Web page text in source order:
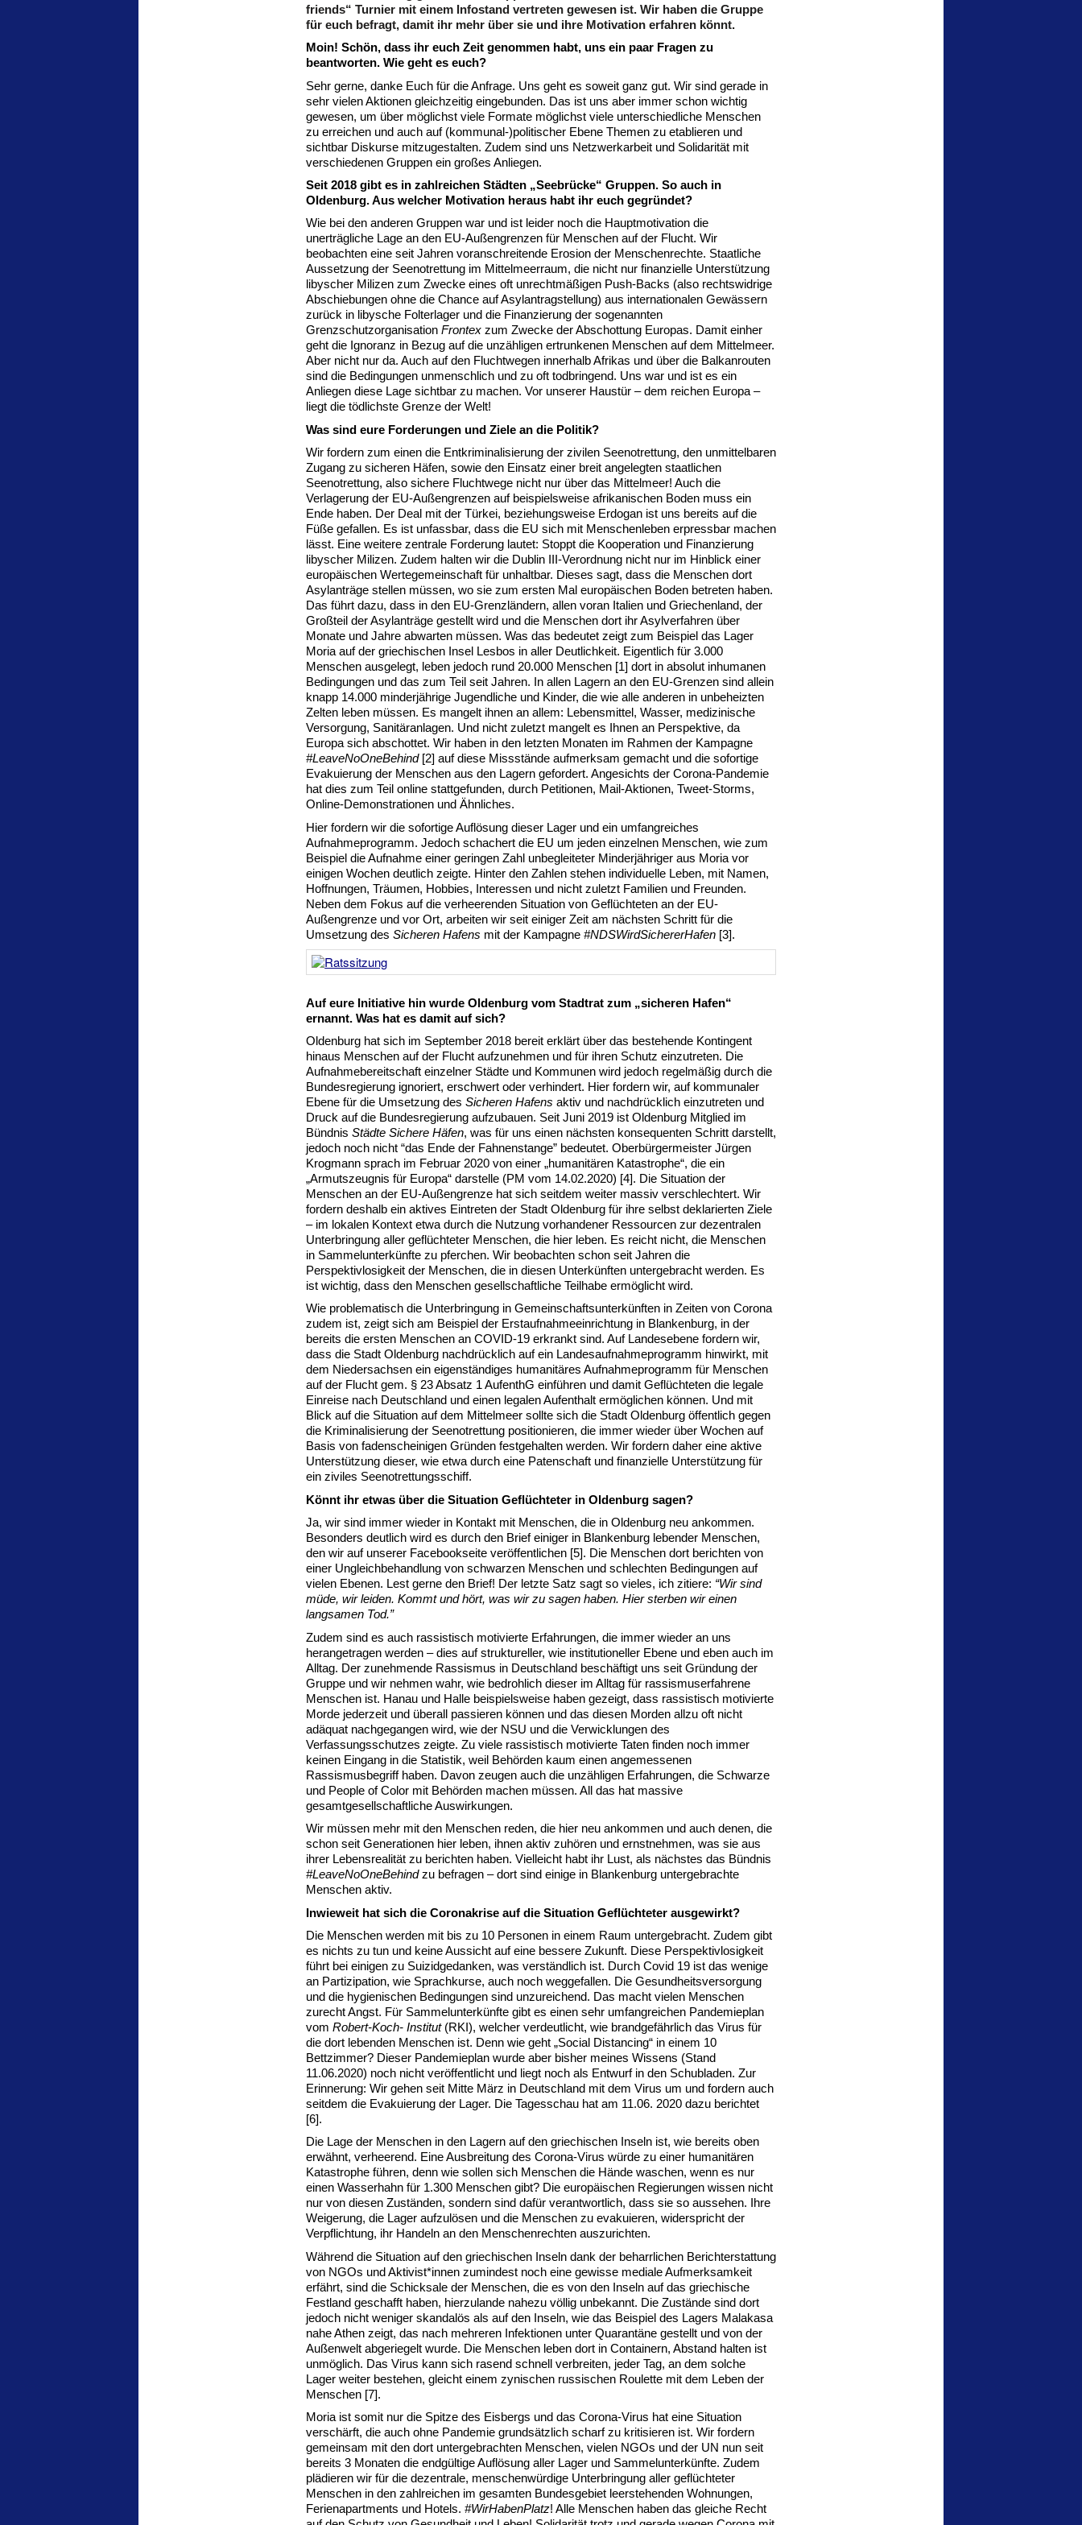
friends“ Turnier mit einem Infostand vertreten gewesen ist. Wir haben die Gruppe
für euch befragt, damit ihr mehr über sie und ihre Motivation erfahren könnt.
Moin! Schön, dass ihr euch Zeit genommen habt, uns ein paar Fragen zu
beantworten. Wie geht es euch?
Sehr gerne, danke Euch für die Anfrage. Uns geht es soweit ganz gut. Wir sind gerade in
sehr vielen Aktionen gleichzeitig eingebunden. Das ist uns aber immer schon wichtig
gewesen, um über möglichst viele Formate möglichst viele unterschiedliche Menschen
zu erreichen und auch auf (kommunal-)politischer Ebene Themen zu etablieren und
sichtbar Diskurse mitzugestalten. Zudem sind uns Netzwerkarbeit und Solidarität mit
verschiedenen Gruppen ein großes Anliegen.
Seit 2018 gibt es in zahlreichen Städten „Seebrücke“ Gruppen. So auch in
Oldenburg. Aus welcher Motivation heraus habt ihr euch gegründet?
Wie bei den anderen Gruppen war und ist leider noch die Hauptmotivation die
unerträgliche Lage an den EU-Außengrenzen für Menschen auf der Flucht. Wir
beobachten eine seit Jahren voranschreitende Erosion der Menschenrechte. Staatliche
Aussetzung der Seenotrettung im Mittelmeerraum, die nicht nur finanzielle Unterstützung
libyscher Milizen zum Zwecke eines oft unrechtmäßigen Push-Backs (also rechtswidrige
Abschiebungen ohne die Chance auf Asylantragstellung) aus internationalen Gewässern
zurück in libysche Folterlager und die Finanzierung der sogenannten
Grenzschutzorganisation Frontexzum Zwecke der Abschottung Europas. Damit einher
geht die Ignoranz in Bezug auf die unzähligen ertrunkenen Menschen auf dem Mittelmeer.
Aber nicht nur da. Auch auf den Fluchtwegen innerhalb Afrikas und über die Balkanrouten
sind die Bedingungen unmenschlich und zu oft todbringend. Uns war und ist es ein
Anliegen diese Lage sichtbar zu machen. Vor unserer Haustür – dem reichen Europa –
liegt die tödlichste Grenze der Welt!
Was sind eure Forderungen und Ziele an die Politik?
Wir fordern zum einen die Entkriminalisierung der zivilen Seenotrettung, den unmittelbaren
Zugang zu sicheren Häfen, sowie den Einsatz einer breit angelegten staatlichen
Seenotrettung, also sichere Fluchtwege nicht nur über das Mittelmeer! Auch die
Verlagerung der EU-Außengrenzen auf beispielsweise afrikanischen Boden muss ein
Ende haben. Der Deal mit der Türkei, beziehungsweise Erdogan ist uns bereits auf die
Füße gefallen. Es ist unfassbar, dass die EU sich mit Menschenleben erpressbar machen
lässt. Eine weitere zentrale Forderung lautet: Stoppt die Kooperation und Finanzierung
libyscher Milizen. Zudem halten wir die Dublin III-Verordnung nicht nur im Hinblick einer
europäischen Wertegemeinschaft für unhaltbar. Dieses sagt, dass die Menschen dort
Asylanträge stellen müssen, wo sie zum ersten Mal europäischen Boden betreten haben.
Das führt dazu, dass in den EU-Grenzländern, allen voran Italien und Griechenland, der
Großteil der Asylanträge gestellt wird und die Menschen dort ihr Asylverfahren über
Monate und Jahre abwarten müssen. Was das bedeutet zeigt zum Beispiel das Lager
Moria auf der griechischen Insel Lesbos in aller Deutlichkeit. Eigentlich für 3.000
Menschen ausgelegt, leben jedoch rund 20.000 Menschen [1] dort in absolut inhumanen
Bedingungen und das zum Teil seit Jahren. In allen Lagern an den EU-Grenzen sind allein
knapp 14.000 minderjährige Jugendliche und Kinder, die wie alle anderen in unbeheizten
Zelten leben müssen. Es mangelt ihnen an allem: Lebensmittel, Wasser, medizinische
Versorgung, Sanitäranlagen. Und nicht zuletzt mangelt es Ihnen an Perspektive, da
Europa sich abschottet. Wir haben in den letzten Monaten im Rahmen der Kampagne
#LeaveNoOneBehind [2] auf diese Missstände aufmerksam gemacht und die sofortige
Evakuierung der Menschen aus den Lagern gefordert. Angesichts der Corona-Pandemie
hat dies zum Teil online stattgefunden, durch Petitionen, Mail-Aktionen, Tweet-Storms,
Online-Demonstrationen und Ähnliches.
Hier fordern wir die sofortige Auflösung dieser Lager und ein umfangreiches
Aufnahmeprogramm. Jedoch schachert die EU um jeden einzelnen Menschen, wie zum
Beispiel die Aufnahme einer geringen Zahl unbegleiteter Minderjähriger aus Moria vor
einigen Wochen deutlich zeigte. Hinter den Zahlen stehen individuelle Leben, mit Namen,
Hoffnungen, Träumen, Hobbies, Interessen und nicht zuletzt Familien und Freunden.
Neben dem Fokus auf die verheerenden Situation von Geflüchteten an der EU-
Außengrenze und vor Ort, arbeiten wir seit einiger Zeit am nächsten Schritt für die
Umsetzung des Sicheren Hafens mit der Kampagne #NDSWirdSichererHafen [3].
Auf eure Initiative hin wurde Oldenburg vom Stadtrat zum „sicheren Hafen“
ernannt. Was hat es damit auf sich?
Oldenburg hat sich im September 2018 bereit erklärt über das bestehende Kontingent
hinaus Menschen auf der Flucht aufzunehmen und für ihren Schutz einzutreten. Die
Aufnahmebereitschaft einzelner Städte und Kommunen wird jedoch regelmäßig durch die
Bundesregierung ignoriert, erschwert oder verhindert. Hier fordern wir, auf kommunaler
Ebene für die Umsetzung des Sicheren Hafens aktiv und nachdrücklich einzutreten und
Druck auf die Bundesregierung aufzubauen. Seit Juni 2019 ist Oldenburg Mitglied im
Bündnis Städte Sichere Häfen, was für uns einen nächsten konsequenten Schritt darstellt,
jedoch noch nicht “das Ende der Fahnenstange” bedeutet. Oberbürgermeister Jürgen
Krogmann sprach im Februar 2020 von einer „humanitären Katastrophe“, die ein
„Armutszeugnis für Europa“ darstelle (PM vom 14.02.2020) [4]. Die Situation der
Menschen an der EU-Außengrenze hat sich seitdem weiter massiv verschlechtert. Wir
fordern deshalb ein aktives Eintreten der Stadt Oldenburg für ihre selbst deklarierten Ziele
– im lokalen Kontext etwa durch die Nutzung vorhandener Ressourcen zur dezentralen
Unterbringung aller geflüchteter Menschen, die hier leben. Es reicht nicht, die Menschen
in Sammelunterkünfte zu pferchen. Wir beobachten schon seit Jahren die
Perspektivlosigkeit der Menschen, die in diesen Unterkünften untergebracht werden. Es
ist wichtig, dass den Menschen gesellschaftliche Teilhabe ermöglicht wird.
Wie problematisch die Unterbringung in Gemeinschaftsunterkünften in Zeiten von Corona
zudem ist, zeigt sich am Beispiel der Erstaufnahmeeinrichtung in Blankenburg, in der
bereits die ersten Menschen an COVID-19 erkrankt sind. Auf Landesebene fordern wir,
dass die Stadt Oldenburg nachdrücklich auf ein Landesaufnahmeprogramm hinwirkt, mit
dem Niedersachsen ein eigenständiges humanitäres Aufnahmeprogramm für Menschen
auf der Flucht gem. § 23 Absatz 1 AufenthG einführen und damit Geflüchteten die legale
Einreise nach Deutschland und einen legalen Aufenthalt ermöglichen können. Und mit
Blick auf die Situation auf dem Mittelmeer sollte sich die Stadt Oldenburg öffentlich gegen
die Kriminalisierung der Seenotrettung positionieren, die immer wieder über Wochen auf
Basis von fadenscheinigen Gründen festgehalten werden. Wir fordern daher eine aktive
Unterstützung dieser, wie etwa durch eine Patenschaft und finanzielle Unterstützung für
ein ziviles Seenotrettungsschiff.
Könnt ihr etwas über die Situation Geflüchteter in Oldenburg sagen?
Ja, wir sind immer wieder in Kontakt mit Menschen, die in Oldenburg neu ankommen.
Besonders deutlich wird es durch den Brief einiger in Blankenburg lebender Menschen,
den wir auf unserer Facebookseite veröffentlichen [5]. Die Menschen dort berichten von
einer Ungleichbehandlung von schwarzen Menschen und schlechten Bedingungen auf
vielen Ebenen. Lest gerne den Brief! Der letzte Satz sagt so vieles, ich zitiere: “Wir sind
müde, wir leiden. Kommt und hört, was wir zu sagen haben. Hier sterben wir einen
langsamen Tod.”
Zudem sind es auch rassistisch motivierte Erfahrungen, die immer wieder an uns
herangetragen werden – dies auf struktureller, wie institutioneller Ebene und eben auch im
Alltag. Der zunehmende Rassismus in Deutschland beschäftigt uns seit Gründung der
Gruppe und wir nehmen wahr, wie bedrohlich dieser im Alltag für rassismuserfahrene
Menschen ist. Hanau und Halle beispielsweise haben gezeigt, dass rassistisch motivierte
Morde jederzeit und überall passieren können und das diesen Morden allzu oft nicht
adäquat nachgegangen wird, wie der NSU und die Verwicklungen des
Verfassungsschutzes zeigte. Zu viele rassistisch motivierte Taten finden noch immer
keinen Eingang in die Statistik, weil Behörden kaum einen angemessenen
Rassismusbegriff haben. Davon zeugen auch die unzähligen Erfahrungen, die Schwarze
und People of Color mit Behörden machen müssen. All das hat massive
gesamtgesellschaftliche Auswirkungen.
Wir müssen mehr mit den Menschen reden, die hier neu ankommen und auch denen, die
schon seit Generationen hier leben, ihnen aktiv zuhören und ernstnehmen, was sie aus
ihrer Lebensrealität zu berichten haben. Vielleicht habt ihr Lust, als nächstes das Bündnis
#LeaveNoOneBehindzu befragen – dort sind einige in Blankenburg untergebrachte
Menschen aktiv.
Inwieweit hat sich die Coronakrise auf die Situation Geflüchteter ausgewirkt?
Die Menschen werden mit bis zu 10 Personen in einem Raum untergebracht. Zudem gibt
es nichts zu tun und keine Aussicht auf eine bessere Zukunft. Diese Perspektivlosigkeit
führt bei einigen zu Suizidgedanken, was verständlich ist. Durch Covid 19 ist das wenige
an Partizipation, wie Sprachkurse, auch noch weggefallen. Die Gesundheitsversorgung
und die hygienischen Bedingungen sind unzureichend. Das macht vielen Menschen
zurecht Angst. Für Sammelunterkünfte gibt es einen sehr umfangreichen Pandemieplan
vom Robert-Koch- Institut(RKI), welcher verdeutlicht, wie brandgefährlich das Virus für
die dort lebenden Menschen ist. Denn wie geht „Social Distancing“ in einem 10
Bettzimmer? Dieser Pandemieplan wurde aber bisher meines Wissens (Stand
11.06.2020) noch nicht veröffentlicht und liegt noch als Entwurf in den Schubladen. Zur
Erinnerung: Wir gehen seit Mitte März in Deutschland mit dem Virus um und fordern auch
seitdem die Evakuierung der Lager. Die Tagesschau hat am 11.06. 2020 dazu berichtet
[6].
Die Lage der Menschen in den Lagern auf den griechischen Inseln ist, wie bereits oben
erwähnt, verheerend. Eine Ausbreitung des Corona-Virus würde zu einer humanitären
Katastrophe führen, denn wie sollen sich Menschen die Hände waschen, wenn es nur
einen Wasserhahn für 1.300 Menschen gibt? Die europäischen Regierungen wissen nicht
nur von diesen Zuständen, sondern sind dafür verantwortlich, dass sie so aussehen. Ihre
Weigerung, die Lager aufzulösen und die Menschen zu evakuieren, widerspricht der
Verpflichtung, ihr Handeln an den Menschenrechten auszurichten.
Während die Situation auf den griechischen Inseln dank der beharrlichen Berichterstattung
von NGOs und Aktivist*innen zumindest noch eine gewisse mediale Aufmerksamkeit
erfährt, sind die Schicksale der Menschen, die es von den Inseln auf das griechische
Festland geschafft haben, hierzulande nahezu völlig unbekannt. Die Zustände sind dort
jedoch nicht weniger skandalös als auf den Inseln, wie das Beispiel des Lagers Malakasa
nahe Athen zeigt, das nach mehreren Infektionen unter Quarantäne gestellt und von der
Außenwelt abgeriegelt wurde. Die Menschen leben dort in Containern, Abstand halten ist
unmöglich. Das Virus kann sich rasend schnell verbreiten, jeder Tag, an dem solche
Lager weiter bestehen, gleicht einem zynischen russischen Roulette mit dem Leben der
Menschen [7].
Moria ist somit nur die Spitze des Eisbergs und das Corona-Virus hat eine Situation
verschärft, die auch ohne Pandemie grundsätzlich scharf zu kritisieren ist. Wir fordern
gemeinsam mit den dort untergebrachten Menschen, vielen NGOs und der UN nun seit
bereits 3 Monaten die endgültige Auflösung aller Lager und Sammelunterkünfte. Zudem
plädieren wir für die dezentrale, menschenwürdige Unterbringung aller geflüchteter
Menschen in den zahlreichen im gesamten Bundesgebiet leerstehenden Wohnungen,
Ferienapartments und Hotels. #WirHabenPlatz! Alle Menschen haben das gleiche Recht